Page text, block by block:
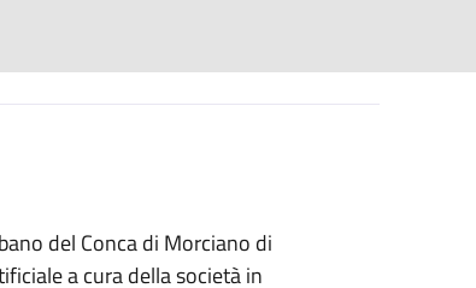
del Conca di Morciano di
a cura della società in